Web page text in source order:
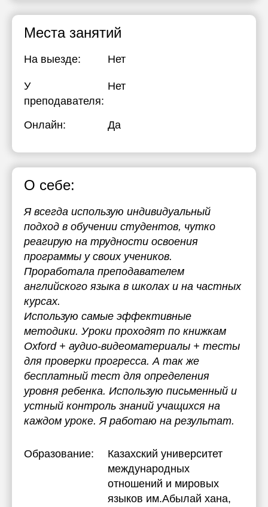
Места занятий
На выезде: Нет
У
преподавателя:
Нет
Онлайн: Да
О себе:
Я всегда использую индивидуальный
подход в обучении студентов, чутко
реагирую на трудности освоения
программы у своих учеников.
Проработала преподавателем
английского языка в школах и на частных
курсах.
Использую самые эффективные
методики. Уроки проходят по книжкам
Oxford + аудио-видеоматериалы + тесты
для проверки прогресса. А так же
бесплатный тест для определения
уровня ребенка. Использую письменный и
устный контроль знаний учащихся на
каждом уроке. Я работаю на результат.
Образование:
Казахский университет
международных
отношений и мировых
языков им.Абылай хана,